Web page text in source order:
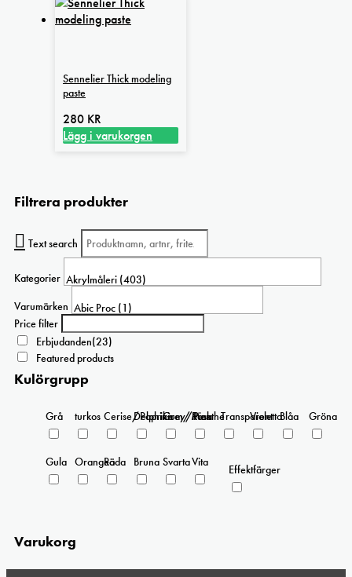
Sennelier Thick modeling
paste
280 KR
Lägg i varukorgen
Filtrera produkter
Text search
Kategorier
Varumärken
Price filter
Erbjudanden(23)
Featured products
Kulörgrupp
Grå turkos Cerise/Paprika
Delphinium/Menthe
Grey/Pink
Rosa Transparent
ViolettaBlåa Gröna
Gula OrangeaRöda Bruna SvartaVita
Effektfärger
Varukorg